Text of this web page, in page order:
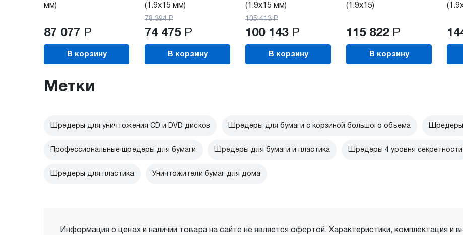
мм)
87 077 Р
В корзину
(1.9x15 мм)
78 394 Р
74 475 Р
В корзину
(1.9х15 мм)
105 413 Р
100 143 Р
В корзину
(1.9x15)
115 822 Р
В корзину
Метки
Шредеры для уничтожения CD и DVD дисков Шредеры для бумаги с корзиной большого объема
Профессиональные шредеры для бумаги Шредеры для бумаги и пластика Шредеры 4 уровня секретности
Шредеры для пластика Уничтожители бумаг для дома
Информация о ценах и наличии товара на сайте не является офертой. Характеристики, комплектация и